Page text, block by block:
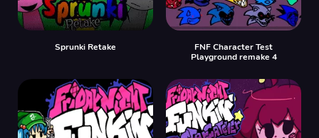
Sprunki Retake
FNF Character Test
Playground remake 4